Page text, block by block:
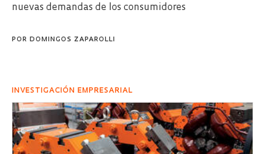
nuevas demandas de los consumidores
POR DOMINGOS ZAPAROLLI
INVESTIGACIÓN EMPRESARIAL